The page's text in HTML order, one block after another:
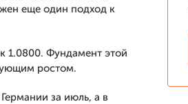
еще один подход к
1.0800. Фундамент этой
ростом.
за июль, а в